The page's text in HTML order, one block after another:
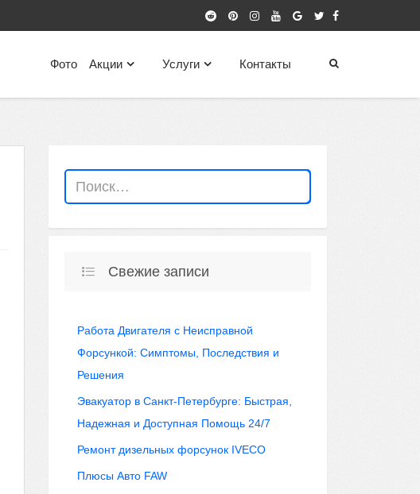
Контакты
Услуги
Акции
Фото
Свежие записи
Работа Двигателя с Неисправной
Форсункой: Симптомы, Последствия и
Решения
Эвакуатор в Санкт-Петербурге: Быстрая,
Надежная и Доступная Помощь 24/7
Ремонт дизельных форсунок IVECO
Плюсы Авто FAW